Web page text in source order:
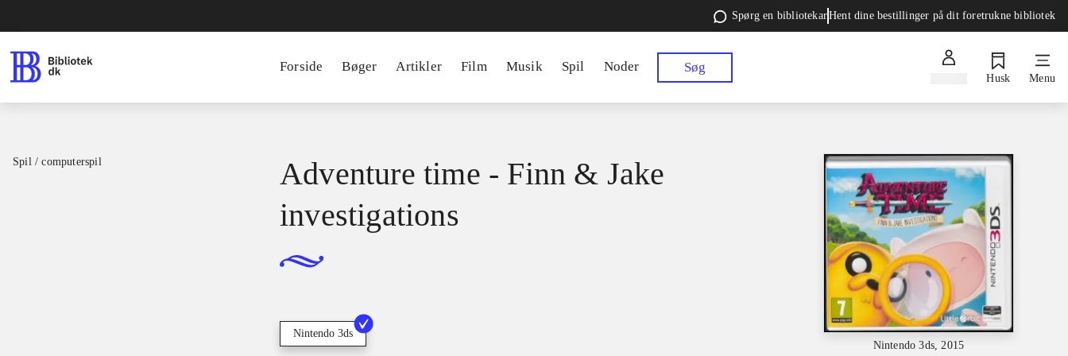
Spørg en bibliotekarHent dine bestillinger på dit foretrukne bibliotek
Forside Bøger Artikler Film Musik Spil Noder Søg
Husk Menu
Spil / computerspil
Nintendo 3ds, 2015
Adventure time - Finn & Jake
investigations
Nintendo 3ds